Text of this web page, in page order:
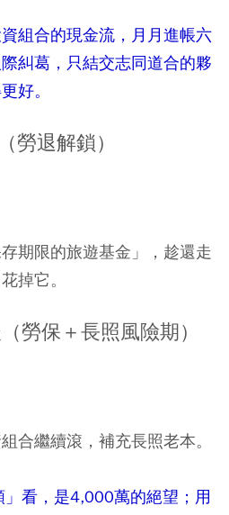
組合的現金流，月月進帳六
糾葛，只結交志同道合的夥
好。
勞退解鎖）
期限的旅遊基金」，趁還走
掉它。
勞保＋長照風險期）
合繼續滾，補充長照老本。
看，是4,000萬的絕望；用